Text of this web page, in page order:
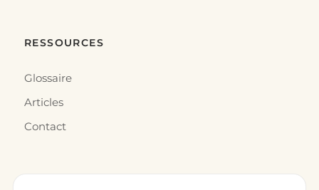
RESSOURCES
Glossaire
Articles
Contact